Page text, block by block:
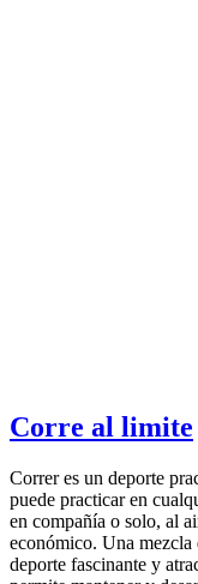
Corre al limite
Correr es un deporte
puede practicar en
en compañía o solo, al
económico. Una
deporte fascinante y